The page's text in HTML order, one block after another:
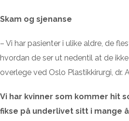
Skam og sjenanse
– Vi har pasienter i ulike aldre, de
hvordan de ser ut nedentil at de
overlege ved Oslo Plastikkirurgi, dr.
Vi har kvinner som kommer hit
fikse på underlivet sitt i mange